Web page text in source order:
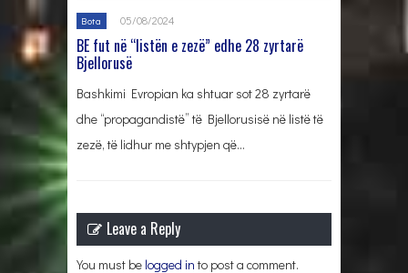
Bota 05/08/2024
BE fut në “listën e zezë” edhe 28 zyrtarë
Bjellorusë
Bashkimi Evropian ka shtuar sot 28 zyrtarë
dhe “propagandistë” të Bjellorusisë në listë të
zezë, të lidhur me shtypjen që…
Leave a Reply
You must be logged in to post a comment.